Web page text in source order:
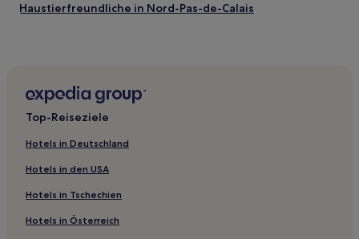
Haustierfreundliche in Nord-Pas-de-Calais
Familien in Berck-sur-Mer
Haustierfreundliche in Berck-sur-Mer
Familien in Arras
Haustierfreundliche in Le Crotoy
Hotels mit Parkplatz in Valenciennes
Haustierfreundliche in Valenciennes
Top-Reiseziele
Hotels in Deutschland
Hotels in den USA
Hotels in Tschechien
Hotels in Österreich